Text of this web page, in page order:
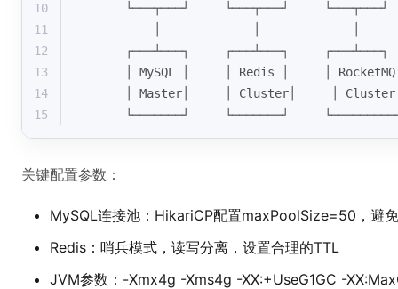
10
       └───┬───┘     └───┬───┘     └───┬───┘
11
12
       ┌───┴───┐     ┌───┴───┐     ┌───┴───┐
13
│ MySQL │     │ Redis │     │ RocketMQ
14
│ Master│     │ Cluster│     │ Cluster
15
└───────┘     └───────┘
关键配置参数：
MySQL连接池：HikariCP配置maxPoolSize=50，避
Redis：哨兵模式，读写分离，设置合理的TTL
JVM参数：-Xmx4g -Xms4g -XX:+UseG1GC -